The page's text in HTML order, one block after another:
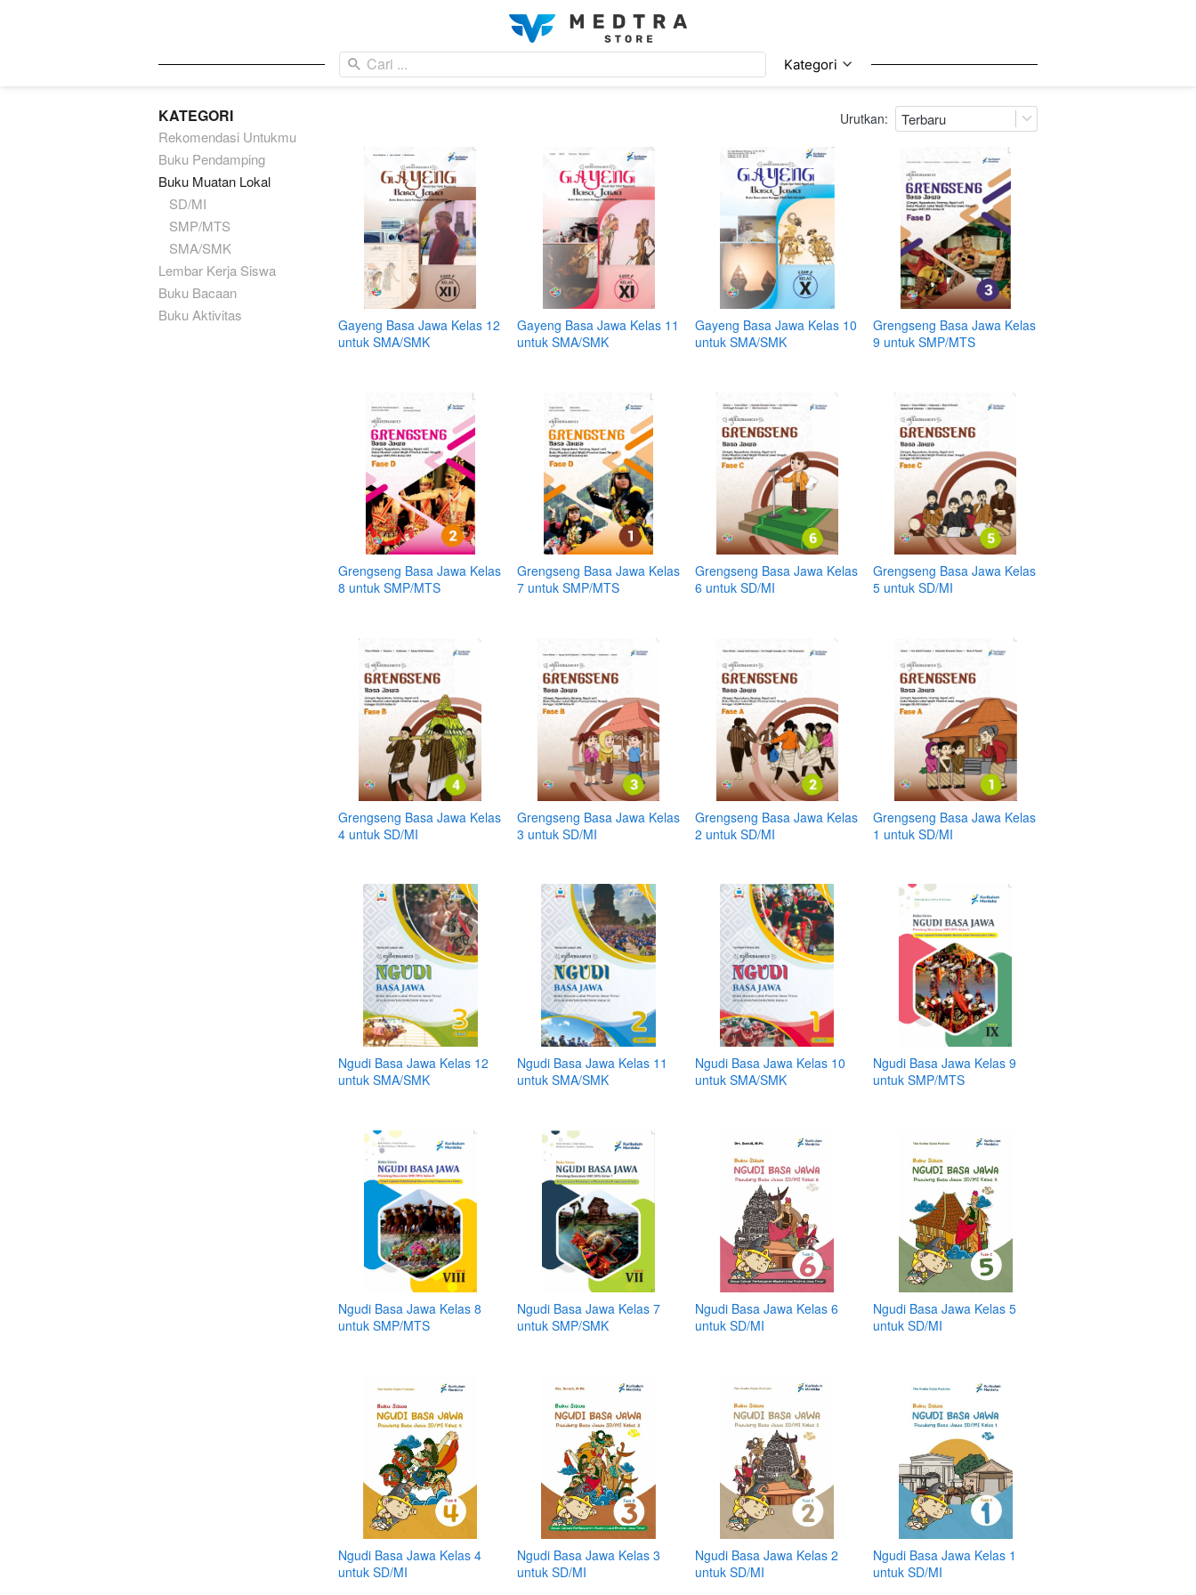
Cari ... Kategori
Cari ... Kategori
KATEGORI
Rekomendasi Untukmu
Buku Pendamping
Buku Muatan Lokal
SD/MI
SMP/MTS
SMA/SMK
Lembar Kerja Siswa
Buku Bacaan
Buku Aktivitas
Urutkan: Terbaru
Gayeng Basa Jawa Kelas 12
untuk SMA/SMK
Gayeng Basa Jawa Kelas 11
untuk SMA/SMK
Gayeng Basa Jawa Kelas 10
untuk SMA/SMK
Grengseng Basa Jawa Kelas
9 untuk SMP/MTS
Grengseng Basa Jawa Kelas
8 untuk SMP/MTS
Grengseng Basa Jawa Kelas
7 untuk SMP/MTS
Grengseng Basa Jawa Kelas
6 untuk SD/MI
Grengseng Basa Jawa Kelas
5 untuk SD/MI
Grengseng Basa Jawa Kelas
4 untuk SD/MI
Grengseng Basa Jawa Kelas
3 untuk SD/MI
Grengseng Basa Jawa Kelas
2 untuk SD/MI
Grengseng Basa Jawa Kelas
1 untuk SD/MI
Ngudi Basa Jawa Kelas 12
untuk SMA/SMK
Ngudi Basa Jawa Kelas 11
untuk SMA/SMK
Ngudi Basa Jawa Kelas 10
untuk SMA/SMK
Ngudi Basa Jawa Kelas 9
untuk SMP/MTS
Ngudi Basa Jawa Kelas 8
untuk SMP/MTS
Ngudi Basa Jawa Kelas 7
untuk SMP/SMK
Ngudi Basa Jawa Kelas 6
untuk SD/MI
Ngudi Basa Jawa Kelas 5
untuk SD/MI
Ngudi Basa Jawa Kelas 4
untuk SD/MI
Ngudi Basa Jawa Kelas 3
untuk SD/MI
Ngudi Basa Jawa Kelas 2
untuk SD/MI
Ngudi Basa Jawa Kelas 1
untuk SD/MI